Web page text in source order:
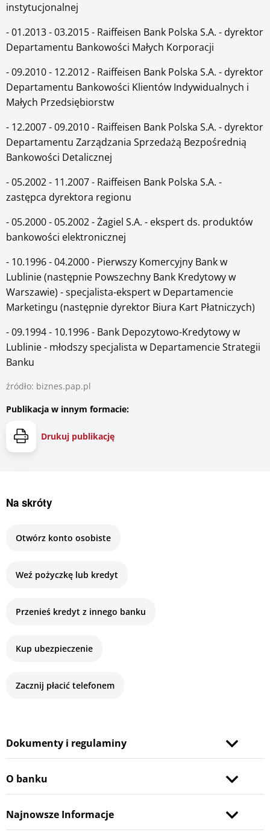
instytucjonalnej
- 01.2013 - 03.2015 - Raiffeisen Bank Polska S.A. - dyrektor
Departamentu Bankowości Małych Korporacji
- 09.2010 - 12.2012 - Raiffeisen Bank Polska S.A. - dyrektor
Departamentu Bankowości Klientów Indywidualnych i
Małych Przedsiębiorstw
- 12.2007 - 09.2010 - Raiffeisen Bank Polska S.A. - dyrektor
Departamentu Zarządzania Sprzedażą Bezpośrednią
Bankowości Detalicznej
- 05.2002 - 11.2007 - Raiffeisen Bank Polska S.A. -
zastępca dyrektora regionu
- 05.2000 - 05.2002 - Żagiel S.A. - ekspert ds. produktów
bankowości elektronicznej
- 10.1996 - 04.2000 - Pierwszy Komercyjny Bank w
Lublinie (następnie Powszechny Bank Kredytowy w
Warszawie) - specjalista-ekspert w Departamencie
Marketingu (następnie dyrektor Biura Kart Płatniczych)
- 09.1994 - 10.1996 - Bank Depozytowo-Kredytowy w
Lublinie - młodszy specjalista w Departamencie Strategii
Banku
źródło: biznes.pap.pl
Publikacja w innym formacie:
Drukuj publikację
Na skróty
Otwórz konto osobiste
Weź pożyczkę lub kredyt
Przenieś kredyt z innego banku
Kup ubezpieczenie
Zacznij płacić telefonem
Dokumenty i regulaminy
O banku
Najnowsze Informacje